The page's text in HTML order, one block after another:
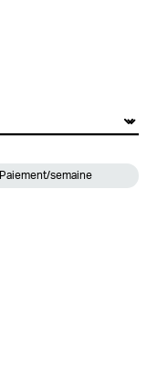
Paiement/semaine